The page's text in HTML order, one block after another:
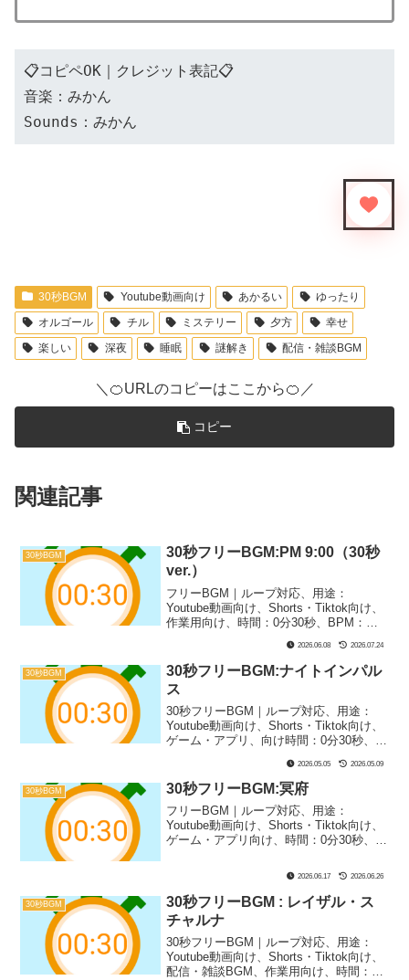
📋コピペOK｜クレジット表記📋
音楽：みかん
Sounds：みかん
30秒BGM Youtube動画向け あかるい
ゆったり
オルゴール
チル ミステリー 夕方
幸せ
楽しい
深夜 睡眠 謎解き 配信・雑談BGM
＼🍊URLのコピーはここから🍊／
コピー
関連記事
30秒BGM
30秒フリーBGM:PM 9:00（30秒
ver.）
フリーBGM｜ループ対応、用途：
Youtube動画向け、Shorts・Tiktok向け、
作業用向け、時間：0分30秒、BPM：
楽器：ギター、トイミュージック｜30秒
BGM第36弾！夜9時、外は真っ暗、帰り
道で少し不安になりつつも、一応帰って
るような時間をイメージしました！マイ
ルドなホラゲ実況や不穏な場面、推理ゲ
ームなどにぴったり！
2026.06.08 2026.07.24
30秒BGM
30秒フリーBGM:ナイトインパル
ス
30秒フリーBGM｜ループ対応、用途：
Youtube動画向け、Shorts・Tiktok向け、
ゲーム・アプリ、向け時間：0分30秒、
るい、みらい、楽器：シンセサイザー、
ギター｜30秒BGM第17弾！デジタルっぽ
いクールなバトル向けBGMです！戦闘シ
ーンやゲーム実況にぴったり！
2026.05.05 2026.05.09
30秒BGM 30秒フリーBGM:冥府
フリーBGM｜ループ対応、用途：
Youtube動画向け、Shorts・Tiktok向け、
ゲーム・アプリ向け、時間：0分30秒、
たり、楽器：ピアノ、シンセサイザー｜
30秒BGM第38弾！かなり怖いシーンにぴ
ったりの1曲です！冥界などのような絶望
的なシーン、ホラー展開などにおすす
め！
2026.06.17 2026.06.26
30秒BGM
30秒フリーBGM : レイザル・ス
チャルナ
30秒フリーBGM｜ループ対応、用途：
Youtube動画向け、Shorts・Tiktok向け、
配信・雑談BGM、作業用向け、時間：0